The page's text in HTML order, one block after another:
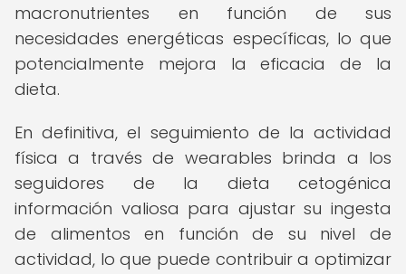
macronutrientes en función de sus
necesidades energéticas específicas, lo que
potencialmente mejora la eficacia de la
dieta.
En definitiva, el seguimiento de la actividad
física a través de wearables brinda a los
seguidores de la dieta cetogénica
información valiosa para ajustar su ingesta
de alimentos en función de su nivel de
actividad, lo que puede contribuir a optimizar